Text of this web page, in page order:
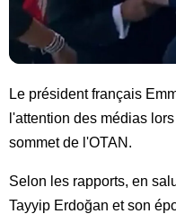
Le président français
l'attention des médias
sommet de l'OTAN.
Selon les rapports, en
Tayyip Erdoğan et son